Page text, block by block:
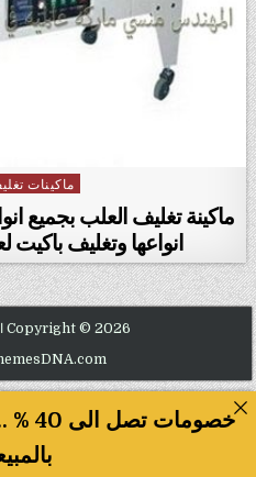
Posted in
ماكينات
ماكينة تغليف العلب بجميع
انواعها وتغليف
Copyright © 2026 الات التعبئة و التغليف